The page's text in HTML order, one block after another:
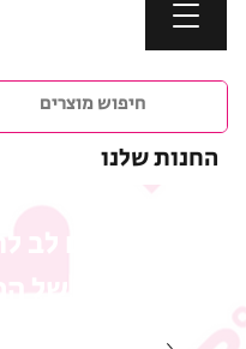
החנות שלנו
המבצע של